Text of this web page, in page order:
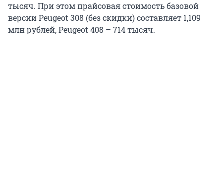
тысяч. При этом прайсовая стоимость базовой
версии Peugeot 308 (без скидки) составляет 1,109
млн рублей, Peugeot 408 – 714 тысяч.